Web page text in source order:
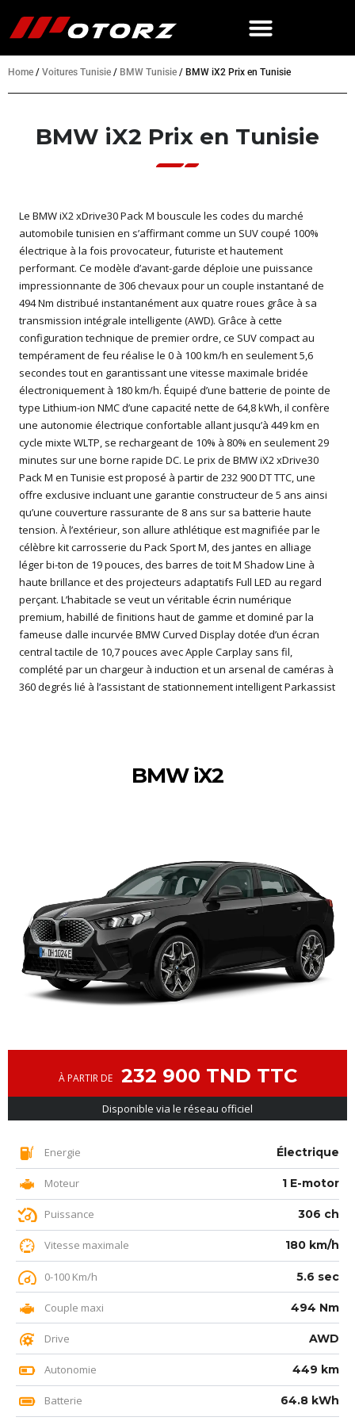
Home / Voitures Tunisie / BMW Tunisie / BMW iX2 Prix en Tunisie
BMW iX2 Prix en Tunisie
Le BMW iX2 xDrive30 Pack M bouscule les codes du marché
automobile tunisien en s’affirmant comme un SUV coupé 100%
électrique à la fois provocateur, futuriste et hautement
performant. Ce modèle d’avant-garde déploie une puissance
impressionnante de 306 chevaux pour un couple instantané de
494 Nm distribué instantanément aux quatre roues grâce à sa
transmission intégrale intelligente (AWD). Grâce à cette
configuration technique de premier ordre, ce SUV compact au
tempérament de feu réalise le 0 à 100 km/h en seulement 5,6
secondes tout en garantissant une vitesse maximale bridée
électroniquement à 180 km/h. Équipé d’une batterie de pointe de
type Lithium-ion NMC d’une capacité nette de 64,8 kWh, il confère
une autonomie électrique confortable allant jusqu’à 449 km en
cycle mixte WLTP, se rechargeant de 10% à 80% en seulement 29
minutes sur une borne rapide DC. Le prix de BMW iX2 xDrive30
Pack M en Tunisie est proposé à partir de 232 900 DT TTC, une
offre exclusive incluant une garantie constructeur de 5 ans ainsi
qu’une couverture rassurante de 8 ans sur sa batterie haute
tension. À l’extérieur, son allure athlétique est magnifiée par le
célèbre kit carrosserie du Pack Sport M, des jantes en alliage
léger bi-ton de 19 pouces, des barres de toit M Shadow Line à
haute brillance et des projecteurs adaptatifs Full LED au regard
perçant. L’habitacle se veut un véritable écrin numérique
premium, habillé de finitions haut de gamme et dominé par la
fameuse dalle incurvée BMW Curved Display dotée d’un écran
central tactile de 10,7 pouces avec Apple Carplay sans fil,
complété par un chargeur à induction et un arsenal de caméras à
360 degrés lié à l’assistant de stationnement intelligent Parkassist
BMW iX2
232 900 TND TTC
À PARTIR DE
Disponible via le réseau officiel
Energie Électrique
Moteur 1 E-motor
Puissance 306 ch
Vitesse maximale 180 km/h
0-100 Km/h 5.6 sec
Couple maxi 494 Nm
Drive AWD
Autonomie 449 km
Batterie 64.8 kWh